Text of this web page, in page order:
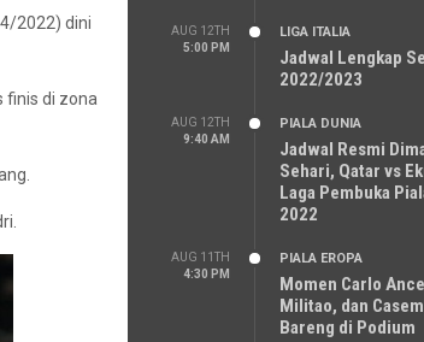
2022) dini
finis di zona
AUG 12TH
5:00 PM
LIGA ITALIA
Jadwal Lengkap
2022/2023
AUG 12TH
9:40 AM
PIALA DUNIA
Jadwal Resmi
Sehari, Qatar vs
Laga Pembuka
2022
AUG 11TH
4:30 PM
PIALA EROPA
Momen Carlo
Militao, dan
Bareng di Podium